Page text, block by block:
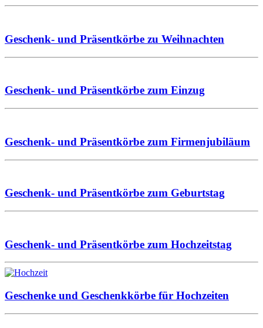
Geschenk- und Präsentkörbe zu Weihnachten
Geschenk- und Präsentkörbe zum Einzug
Geschenk- und Präsentkörbe zum Firmenjubiläum
Geschenk- und Präsentkörbe zum Geburtstag
Geschenk- und Präsentkörbe zum Hochzeitstag
Geschenke und Geschenkkörbe für Hochzeiten